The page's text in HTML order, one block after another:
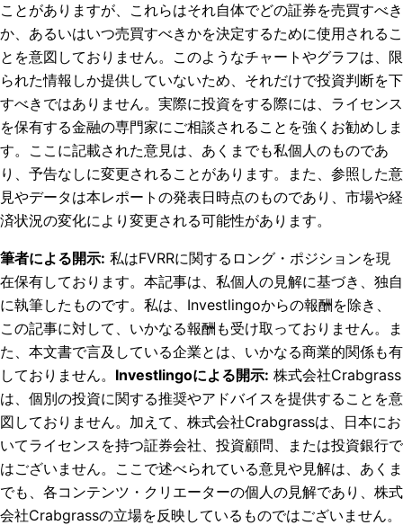
ことがありますが、これらはそれ自体でどの証券を売買すべき
か、あるいはいつ売買すべきかを決定するために使用されるこ
とを意図しておりません。このようなチャートやグラフは、限
られた情報しか提供していないため、それだけで投資判断を下
すべきではありません。実際に投資をする際には、ライセンス
を保有する金融の専門家にご相談されることを強くお勧めしま
す。ここに記載された意見は、あくまでも私個人のものであ
り、予告なしに変更されることがあります。また、参照した意
見やデータは本レポートの発表日時点のものであり、市場や経
済状況の変化により変更される可能性があります。
筆者による開示: 私はFVRRに関するロング・ポジションを現
在保有しております。 本記事は、私個人の見解に基づき、独自
に執筆したものです。私は、Investlingoからの報酬を除き、
この記事に対して、いかなる報酬も受け取っておりません。ま
た、本文書で言及している企業とは、いかなる商業的関係も有
しておりません。 Investlingoによる開示: 株式会社Crabgrass
は、個別の投資に関する推奨やアドバイスを提供することを意
図しておりません。加えて、株式会社Crabgrassは、日本にお
いてライセンスを持つ証券会社、投資顧問、または投資銀行で
はございません。ここで述べられている意見や見解は、あくま
でも、各コンテンツ・クリエーターの個人の見解であり、株式
会社Crabgrassの立場を反映しているものではございません。